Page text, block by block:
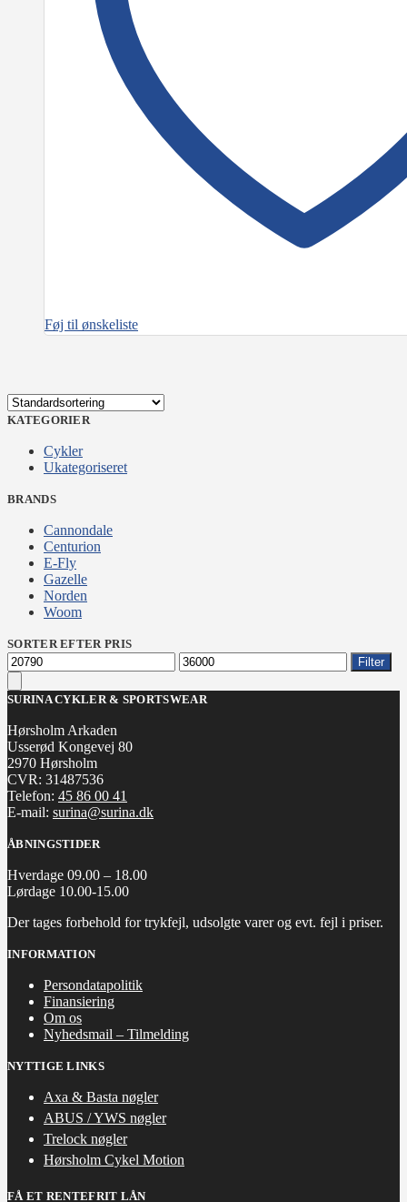
Føj til ønskeliste
KATEGORIER
Cykler
Ukategoriseret
BRANDS
Cannondale
Centurion
E-Fly
Gazelle
Norden
Woom
SORTER EFTER PRIS
Mindste
pris
Højeste
pris
Filter
SURINA CYKLER & SPORTSWEAR
Hørsholm Arkaden
Usserød Kongevej 80
2970 Hørsholm
CVR: 31487536
Telefon: 45 86 00 41
E-mail: surina@surina.dk
ÅBNINGSTIDER
Hverdage 09.00 – 18.00
Lørdage 10.00-15.00
Der tages forbehold for trykfejl, udsolgte varer og evt. fejl i priser.
INFORMATION
Persondatapolitik
Finansiering
Om os
Nyhedsmail – Tilmelding
NYTTIGE LINKS
Axa & Basta nøgler
ABUS / YWS nøgler
Trelock nøgler
Hørsholm Cykel Motion
FÅ ET RENTEFRIT LÅN